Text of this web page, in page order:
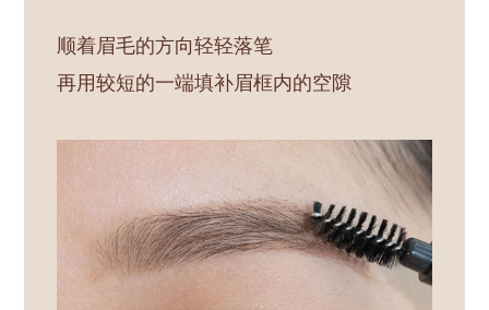
顺着眉毛的方向轻轻落笔
再用较短的一端填补眉框内的空隙